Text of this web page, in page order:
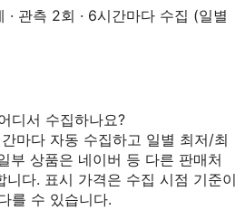
· 관측 2회 · 6시간마다 수집 (일별
디서 수집하나요?
마다 자동 수집하고 일별 최저/최
부 상품은 네이버 등 다른 판매처
니다. 표시 가격은 수집 시점 기준이
를 수 있습니다.